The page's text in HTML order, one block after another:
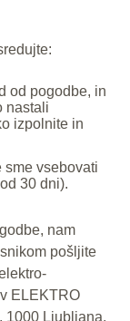
od pogodbe, in
nastali
izpolnite in
sme vsebovati
30 dni).
nam
pošljite
ELEKTRO
1000 Ljubljana.